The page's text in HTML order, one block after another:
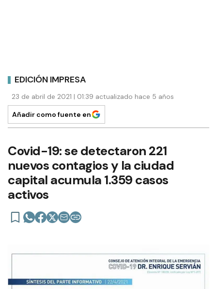
EDICIÓN IMPRESA
23 de abril de 2021 | 01:39 actualizado hace 5 años
Añadir como fuente en
Covid-19: se detectaron 221
nuevos contagios y la ciudad
capital acumula 1.359 casos
activos